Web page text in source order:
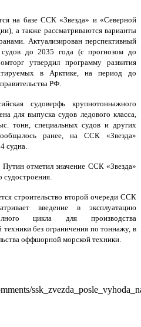
на базе ССК «Звезда» и «Северной
а также рассматриваются варианты
Актуализирован перспективный
судов до 2035 года (с прогнозом до
утвердил программу развития
в Арктике, на период до
РФ.
судоверфь крупнотоннажного
для выпуска судов ледового класса,
тонн, специальных судов и других
ранее, на ССК «Звезда»
судна.
отметил значение ССК «Звезда»
судостроения.
строительство второй очереди ССК
введение в эксплуатацию
цикла для производства
без ограничения по тоннажу, в
оффшорной морской техники.